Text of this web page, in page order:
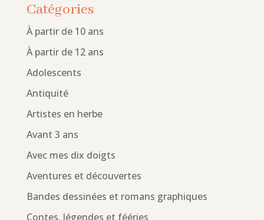
Catégories
À partir de 10 ans
À partir de 12 ans
Adolescents
Antiquité
Artistes en herbe
Avant 3 ans
Avec mes dix doigts
Aventures et découvertes
Bandes dessinées et romans graphiques
Contes, légendes et fééries